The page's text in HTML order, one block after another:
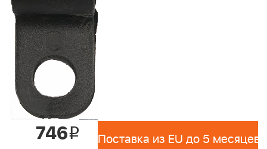
746i Поставка из EU до 5 месяцев